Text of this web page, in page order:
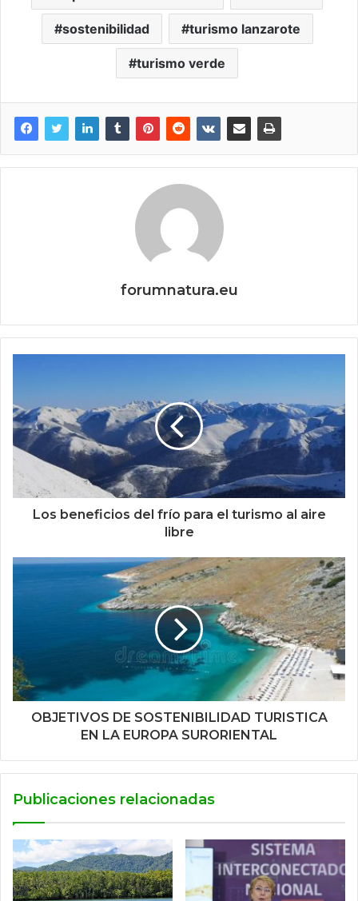
sostenibilidad turismo lanzarote
turismo verde
forumnatura.eu
Los beneficios del frío para el turismo al aire
libre
OBJETIVOS DE SOSTENIBILIDAD TURISTICA
EN LA EUROPA SURORIENTAL
Publicaciones relacionadas